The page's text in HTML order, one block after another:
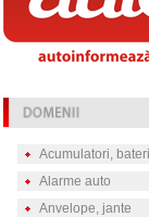
Acumulatori,
Alarme auto
Anvelope, jante